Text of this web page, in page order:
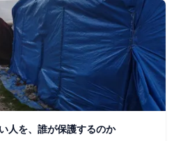
人を、誰が保護するのか